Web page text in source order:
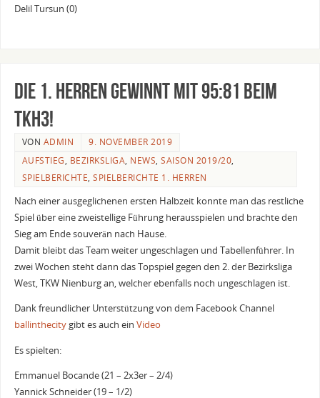
Delil Tursun (0)
Die 1. Herren gewinnt mit 95:81 beim
TKH3!
VON ADMIN
9. NOVEMBER 2019
AUFSTIEG, BEZIRKSLIGA, NEWS,SAISON 2019/20,
SPIELBERICHTE,SPIELBERICHTE 1. HERREN
Nach einer ausgeglichenen ersten Halbzeit konnte man das restliche
Spiel über eine zweistellige Führung herausspielen und brachte den
Sieg am Ende souverän nach Hause.
Damit bleibt das Team weiter ungeschlagen und Tabellenführer. In
zwei Wochen steht dann das Topspiel gegen den 2. der Bezirksliga
West, TKW Nienburg an, welcher ebenfalls noch ungeschlagen ist.
Dank freundlicher Unterstützung von dem Facebook Channel
ballinthecitygibt es auch ein Video
Es spielten:
Emmanuel Bocande (21 – 2x3er – 2/4)
Yannick Schneider (19 – 1/2)